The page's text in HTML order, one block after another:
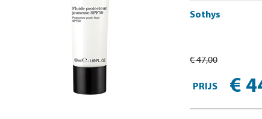
Sothys
€ 47,00
PRIJS €